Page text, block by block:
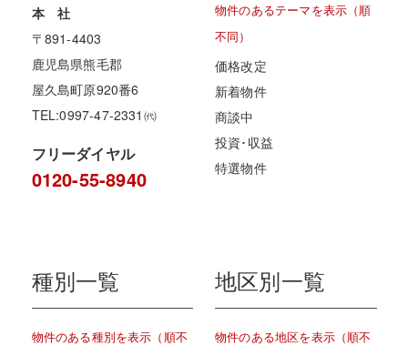
本 社
〒891-4403
鹿児島県熊毛郡
屋久島町原920番6
TEL:0997-47-2331㈹
フリーダイヤル
0120-55-8940
物件のあるテーマを表示（順
不同）
価格改定
新着物件
商談中
投資･収益
特選物件
種別一覧
物件のある種別を表示（順不
地区別一覧
物件のある地区を表示（順不